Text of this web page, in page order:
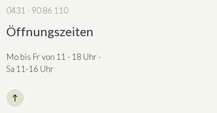
0431 - 90 86 110
Öffnungszeiten
Mo bis Fr von 11 - 18 Uhr -
Sa 11-16 Uhr